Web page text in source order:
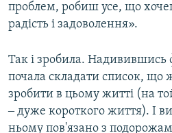
проблем, робиш усе, що
радість і задоволення».
Так і зробила. Надивившись
почала складати список, що
зробити в цьому житті (на
‒ дуже короткого життя). І
ньому пов'язано з